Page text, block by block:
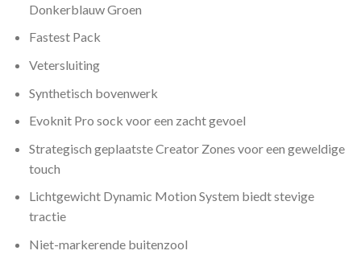
Donkerblauw Groen
Fastest Pack
Vetersluiting
Synthetisch bovenwerk
Evoknit Pro sock voor een zacht gevoel
Strategisch geplaatste Creator Zones voor een geweldige
touch
Lichtgewicht Dynamic Motion System biedt stevige
tractie
Niet-markerende buitenzool